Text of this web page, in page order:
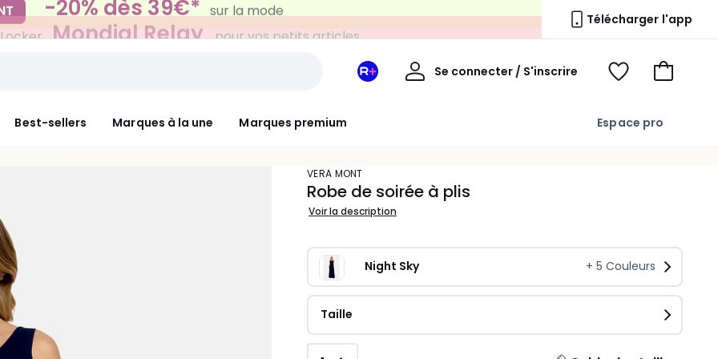
Mondial Relay pour vos petits articles Télécharger l'app
Best-sellers Marques à la une Marques premium Espace pro
Mon
Se connecter / S'inscrire
Mon
Voir
Voir
VERA MONT
Robe de soirée à plis
Voir la description
Night Sky + 5 Couleurs
Taille